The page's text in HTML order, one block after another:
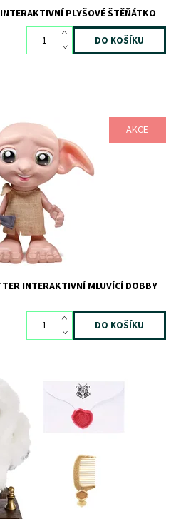
PLYŠOVÉ ŠTĚŇÁTKO
AKCE
INTERAKTIVNÍ MLUVÍCÍ DOBBY
s heboučkým peřím, vyrobená
Potterovi